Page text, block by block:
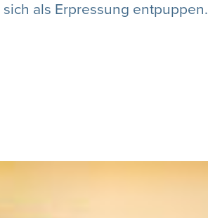
als Erpressung entpuppen.